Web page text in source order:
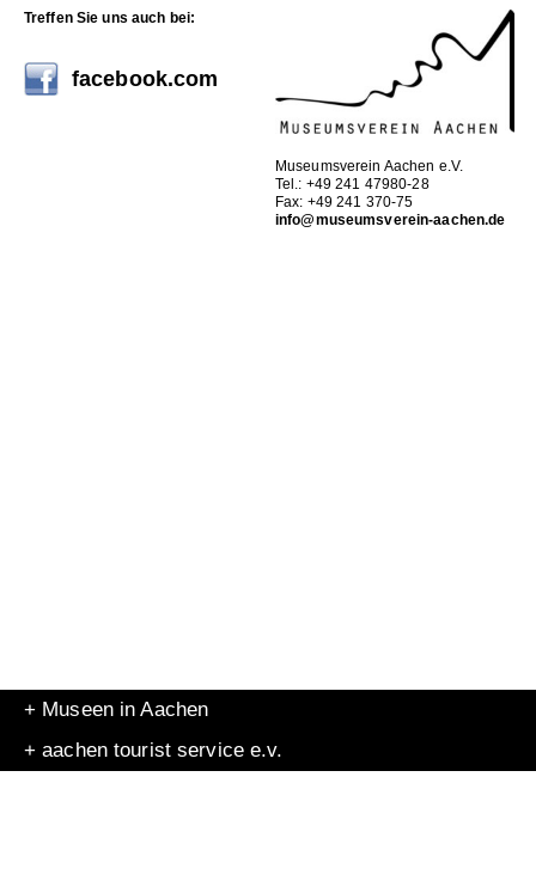
Treffen Sie uns auch bei:
facebook.com
Museumsverein Aachen e.V.
Tel.: +49 241 47980-28
Fax: +49 241 370-75
info@museumsverein-aachen.de
+ Museen in Aachen
+ aachen tourist service e.v.